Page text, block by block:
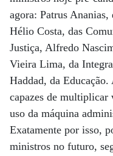
agora: Patrus
Hélio Costa, das
Justiça, Alfredo
Vieira Lima, da
Haddad, da Educação.
capazes de multiplicar
uso da máquina
Exatamente por isso,
ministros no futuro,